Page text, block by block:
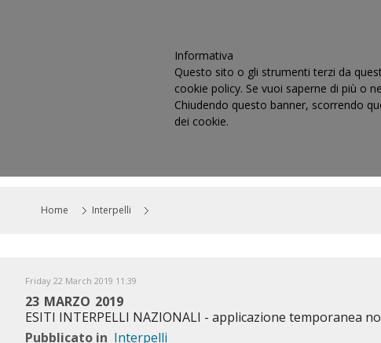
Home Interpelli
Friday 22 March 2019 11:39
23 MARZO 2019
ESITI INTERPELLI NAZIONALI - applicazione temporanea
Pubblicato in Interpelli
Informativa
Questo sito o gli strumenti terzi da
cookie policy. Se vuoi saperne di più o
Chiudendo questo banner, scorrendo
dei cookie.